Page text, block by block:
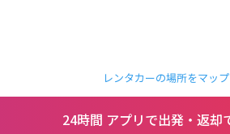
レンタカーの場所をマッ
24時間 アプリで出発・返却